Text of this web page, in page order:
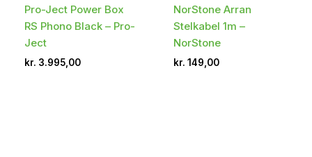
Pro-Ject Power Box
RS Phono Black – Pro-
Ject
kr. 3.995,00
NorStone Arran
Stelkabel 1m –
NorStone
kr. 149,00